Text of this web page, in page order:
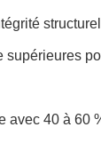
supérieures
avec 40 à 60